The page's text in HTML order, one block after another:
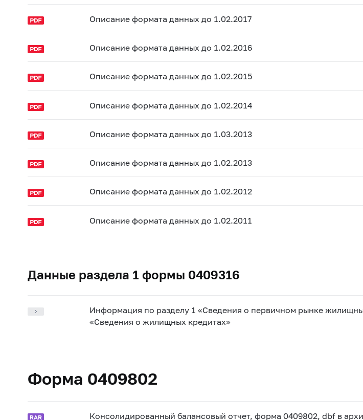
Описание формата данных до 1.02.2017
Описание формата данных до 1.02.2016
Описание формата данных до 1.02.2015
Описание формата данных до 1.02.2014
Описание формата данных до 1.03.2013
Описание формата данных до 1.02.2013
Описание формата данных до 1.02.2012
Описание формата данных до 1.02.2011
Данные раздела 1 формы 0409316
Информация по разделу 1 «Сведения о первичном рынке
«Сведения о жилищных кредитах»
Форма 0409802
Консолидированный балансовый отчет, форма 0409802, dbf в